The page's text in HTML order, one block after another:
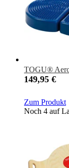
TOGU®
149,95 €
Zum Produkt
Noch 4 auf